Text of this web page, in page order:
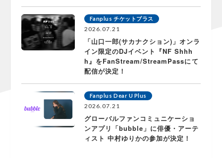
Fanplus チケットプラス
2026.07.21
「山口一郎(サカナクション)」オンラ
イン限定のDJイベント『NF Shhh
h』をFanStream/StreamPassにて
配信が決定！
Fanplus Dear U Plus
2026.07.21
グローバルファンコミュニケーショ
ンアプリ「bubble」に俳優・アーテ
ィスト 中村ゆりかの参加が決定！